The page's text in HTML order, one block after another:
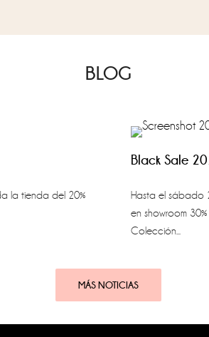
BLOG
la tienda del 20%
Black Sale
Hasta el sábado
en showroom
Colección...
MÁS NOTICIAS